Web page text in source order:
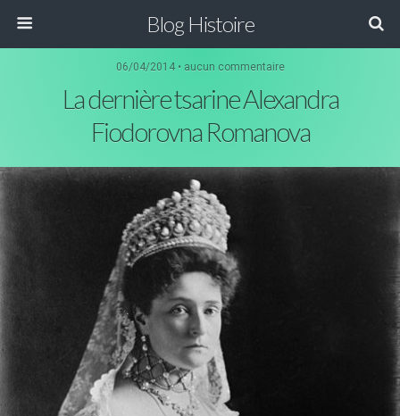
Blog Histoire
06/04/2014 • aucun commentaire
La dernière tsarine Alexandra
Fiodorovna Romanova